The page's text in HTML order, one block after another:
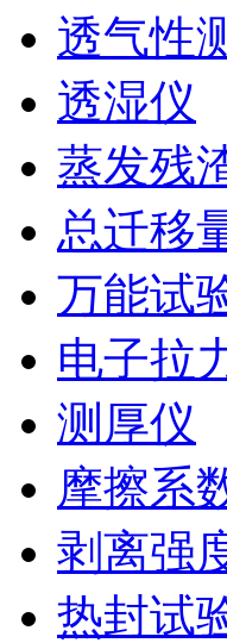
透气性
透湿仪
蒸发残
总迁移
万能试
电子拉
测厚仪
摩擦系
剥离强
热封试